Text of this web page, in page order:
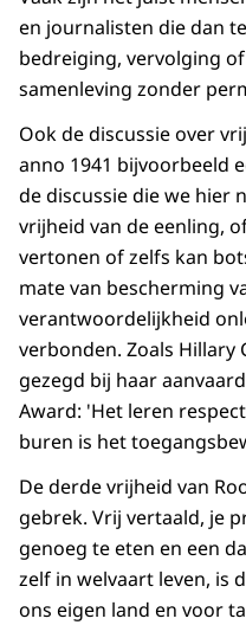
en journalisten die dan
bedreiging, vervolging
samenleving zonder
Ook de discussie over
anno 1941 bijvoorbeeld
de discussie die we hier
vrijheid van de eenling,
vertonen of zelfs kan
mate van bescherming
verantwoordelijkheid
verbonden. Zoals
gezegd bij haar
Award: 'Het leren
buren is het
De derde vrijheid van
gebrek. Vrij vertaald, je
genoeg te eten en een
zelf in welvaart leven, is
ons eigen land en voor